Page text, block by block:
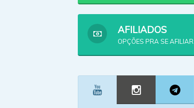
AFILIADOS
OPÇÕES PRA SE AFILIAR